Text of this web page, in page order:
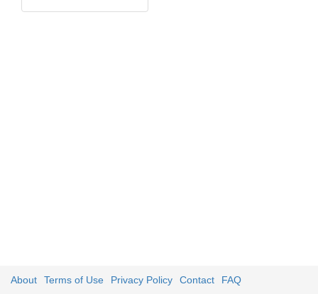
About Terms of Use Privacy Policy Contact FAQ